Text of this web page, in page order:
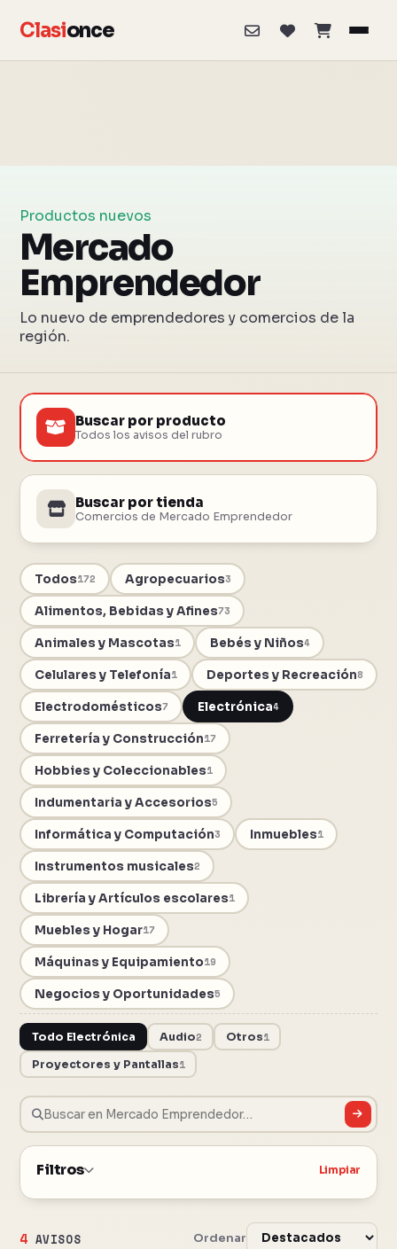
Clasionce
Productos nuevos
Mercado
Emprendedor
Lo nuevo de emprendedores y comercios de la
región.
Buscar por producto
Todos los avisos del rubro
Buscar por tienda
Comercios de Mercado Emprendedor
Todos172 Agropecuarios3
Alimentos, Bebidas y Afines73
Animales y Mascotas1 Bebés y Niños4
Celulares y Telefonía1 Deportes y Recreación8
Electrodomésticos7 Electrónica4
Ferretería y Construcción17
Hobbies y Coleccionables1
Indumentaria y Accesorios5
Informática y Computación3 Inmuebles1
Instrumentos musicales2
Librería y Artículos escolares1
Muebles y Hogar17
Máquinas y Equipamiento19
Negocios y Oportunidades5
Todo Electrónica Audio2 Otros1
Proyectores y Pantallas1
Filtros Limpiar
4 AVISOS Ordenar